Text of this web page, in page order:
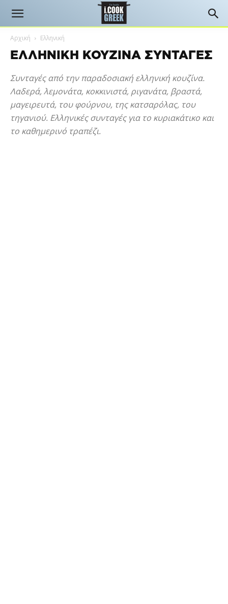
Αρχική Ελληνική
ΕΛΛΗΝΙΚΉ ΚΟΥΖΊΝΑ ΣΥΝΤΑΓΈΣ
Συνταγές από την παραδοσιακή ελληνική κουζίνα.
Λαδερά, λεμονάτα, κοκκινιστά, ριγανάτα, βραστά,
μαγειρευτά, του φούρνου, της κατσαρόλας, του
τηγανιού. Ελληνικές συνταγές για το κυριακάτικο και
το καθημερινό τραπέζι.